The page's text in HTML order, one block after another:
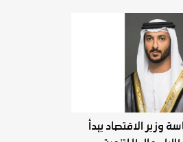
وزير الاقتصاد يبدأ